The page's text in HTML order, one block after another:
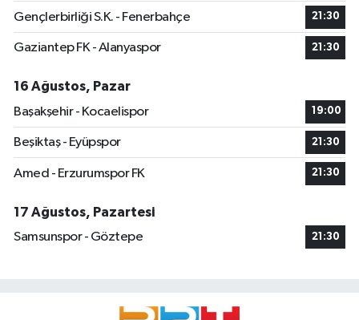
Gençlerbirliği S.K. - Fenerbahçe 21:30
Gaziantep FK - Alanyaspor 21:30
16 Ağustos, Pazar
Başakşehir - Kocaelispor
19:00
Beşiktaş - Eyüpspor 21:30
Amed - Erzurumspor FK 21:30
17 Ağustos, Pazartesi
Samsunspor - Göztepe
21:30